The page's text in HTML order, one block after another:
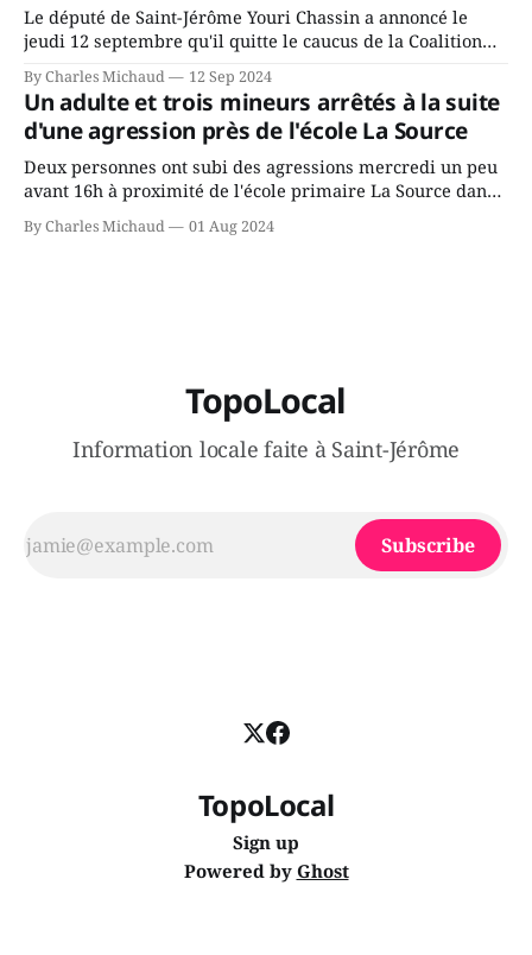
Le député de Saint-Jérôme Youri Chassin a annoncé le
jeudi 12 septembre qu'il quitte le caucus de la Coalition
Avenir Québec de François Legault parce qu'il est déçu du
gouvernement de la CAQ, surtout de son incapacité, qu'il
juge chronique, à offrir des
By Charles Michaud 12 Sep 2024
Un adulte et trois mineurs arrêtés à la suite
d'une agression près de l'école La Source
Deux personnes ont subi des agressions mercredi un peu
avant 16h à proximité de l'école primaire La Source dans
le secteur Bellefeuille de Saint-Jérôme. L'une de deux
victimes aurait été écrasée sous un véhicule et aspergée
By Charles Michaud 01 Aug 2024
TopoLocal
Information locale faite à Saint-Jérôme
Subscribe
TopoLocal
Sign up
Powered by Ghost